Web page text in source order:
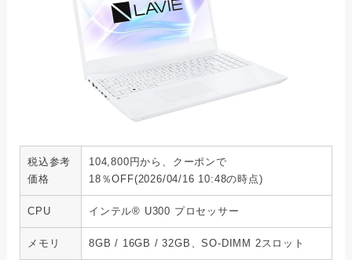
税込参考
価格
104,800円から、クーポンで
18％OFF(2026/04/16 10:48の時点)
CPU インテル® U300 プロセッサー
メモリ 8GB / 16GB / 32GB、SO-DIMM 2スロット